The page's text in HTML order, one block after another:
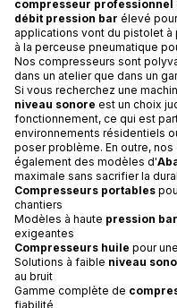
compresseur professionnel
débit pression bar élevé
applications vont du pistolet
à la perceuse pneumatique
Nos compresseurs sont
dans un atelier que dans un
Si vous recherchez une
niveau sonore est un choix
fonctionnement, ce qui est
environnements résidentiels
poser problème. En outre,
également des modèles d'
maximale sans sacrifier la
Compresseurs portables
chantiers
Modèles à haute pression bar
exigeantes
Compresseurs huile pour
Solutions à faible niveau
au bruit
Gamme complète de
fiabilité